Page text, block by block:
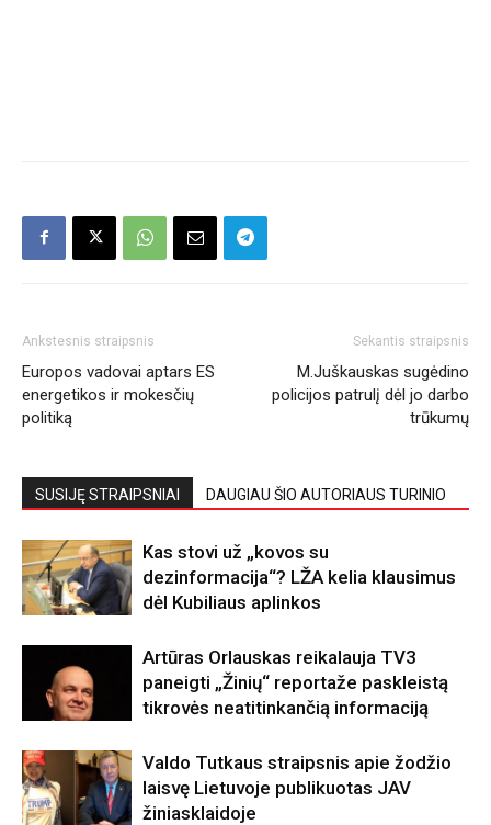
Ankstesnis straipsnis
Europos vadovai aptars ES
energetikos ir mokesčių
politiką
Sekantis straipsnis
M.Juškauskas sugėdino
policijos patrulį dėl jo darbo
trūkumų
SUSIJĘ STRAIPSNIAI DAUGIAU ŠIO AUTORIAUS TURINIO
Kas stovi už „kovos su
dezinformacija“? LŽA kelia klausimus
dėl Kubiliaus aplinkos
Artūras Orlauskas reikalauja TV3
paneigti „Žinių“ reportaže paskleistą
tikrovės neatitinkančią informaciją
Valdo Tutkaus straipsnis apie žodžio
laisvę Lietuvoje publikuotas JAV
žiniasklaidoje